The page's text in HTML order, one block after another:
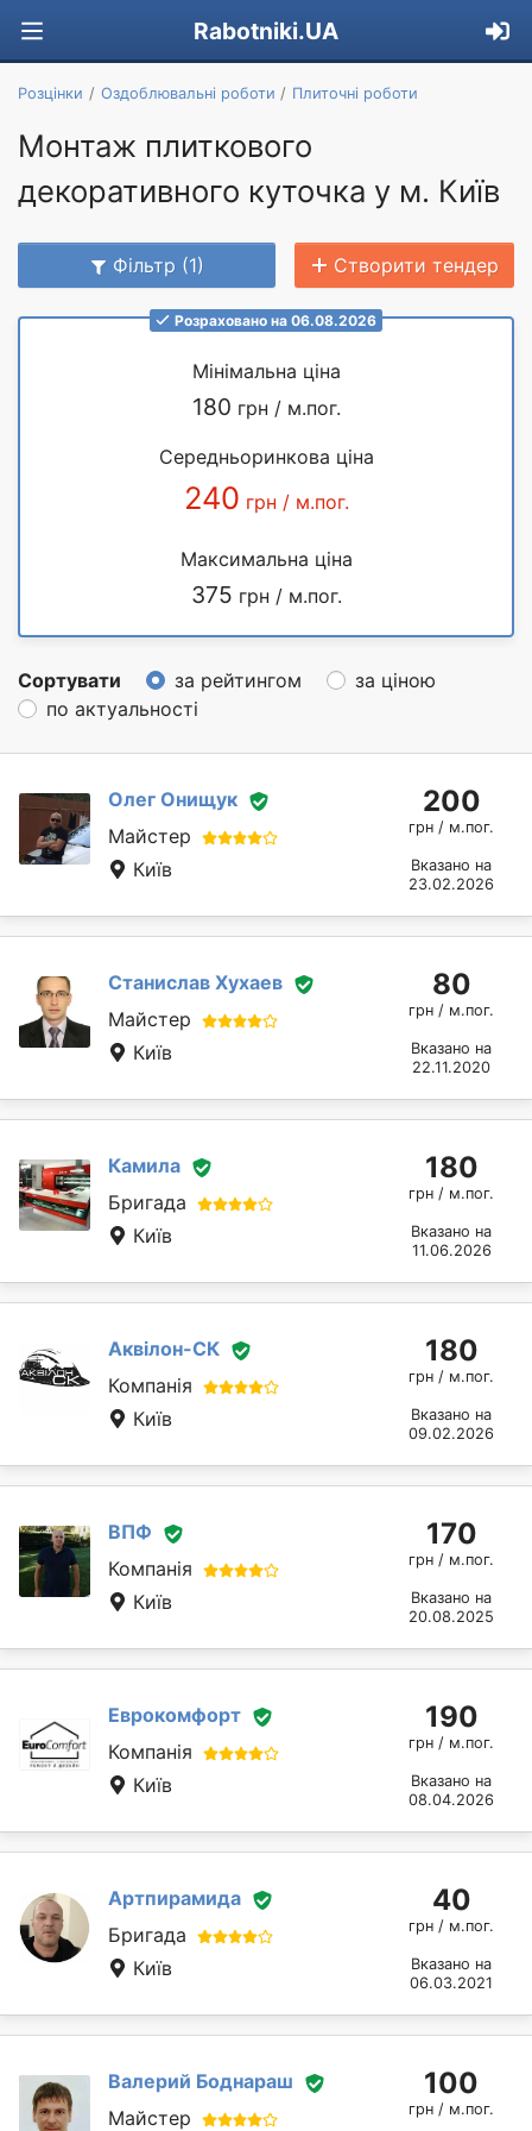
Rabotniki.UA
Розцінки Оздоблювальні роботи Плиточні роботи
Монтаж плиткового
декоративного куточка у м. Київ
Фільтр (1) Створити тендер
Розраховано на 06.08.2026
Мінімальна ціна
180 грн / м.пог.
Середньоринкова ціна
240 грн / м.пог.
Максимальна ціна
375 грн / м.пог.
Сортувати за рейтингом
за ціною
по актуальності
Олег Онищук
Майстер
Київ
200
грн / м.пог.
Вказано на
23.02.2026
Станислав Хухаев
Майстер
Київ
80
грн / м.пог.
Вказано на
22.11.2020
Камила
Бригада
Київ
180
грн / м.пог.
Вказано на
11.06.2026
Аквілон-СК
Компанія
Київ
180
грн / м.пог.
Вказано на
09.02.2026
ВПФ
Компанія
Київ
170
грн / м.пог.
Вказано на
20.08.2025
Еврокомфорт
Компанія
Київ
190
грн / м.пог.
Вказано на
08.04.2026
Артпирамида
Бригада
Київ
40
грн / м.пог.
Вказано на
06.03.2021
Валерий Боднараш
Майстер
100
грн / м.пог.